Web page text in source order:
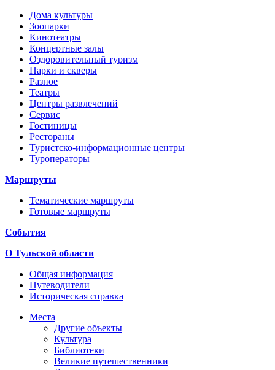
Дома культуры
Зоопарки
Кинотеатры
Концертные залы
Оздоровительный туризм
Парки и скверы
Разное
Театры
Центры развлечений
Сервис
Гостиницы
Рестораны
Туристско-информационные центры
Туроператоры
Маршруты
Тематические маршруты
Готовые маршруты
События
О Тульской области
Общая информация
Путеводители
Историческая справка
Места
Другие объекты
Культура
Библиотеки
Великие путешественники